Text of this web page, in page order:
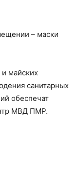
– маски
майских
санитарных
обеспечат
МВД ПМР.